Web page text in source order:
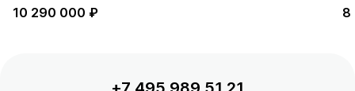
10 290 000 ₽ 8